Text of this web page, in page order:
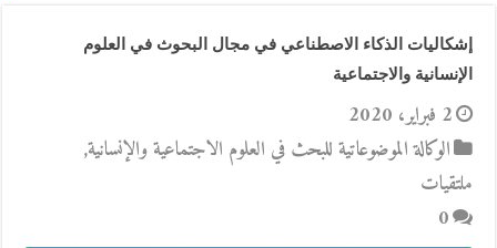
إشكاليات الذكاء الاصطناعي في مجال البحوث في العلوم
الإنسانية والاجتماعية
2 فبراير، 2020
الوكالة الموضوعاتية للبحث في العلوم الاجتماعية والإنسانية,
ملتقيات
0